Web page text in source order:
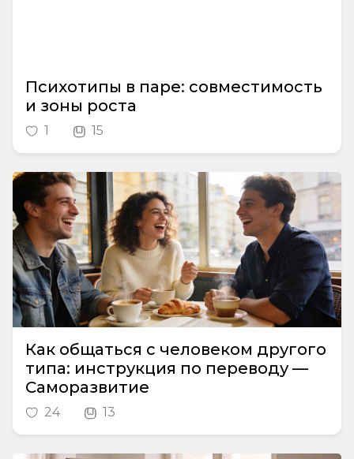
Психотипы в паре: совместимость
и зоны роста
1 15
Как общаться с человеком другого
типа: инструкция по переводу —
Саморазвитие
24 13